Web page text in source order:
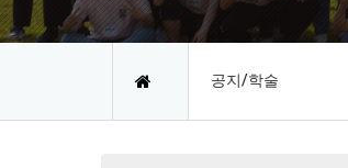
공지/학술